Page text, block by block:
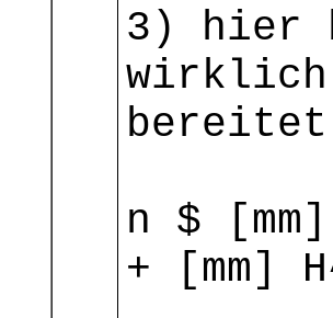
3) hier
wirklich
bereitet
n $
+ [mm]